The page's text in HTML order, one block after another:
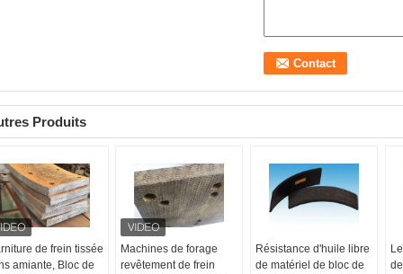
Produits
de frein tissée
amiante, Bloc de
Machines de forage
revêtement de frein
Résistance d'huile libre
de matériel de bloc de